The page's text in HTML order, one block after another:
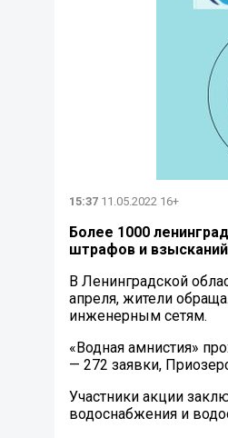
15:37 11.05.2022 16+
Более 1000
штрафов и
В Ленинградской
апреля, жители
инженерным сетям.
«Водная амнистия»
— 272 заявки,
Участники акции
водоснабжения и